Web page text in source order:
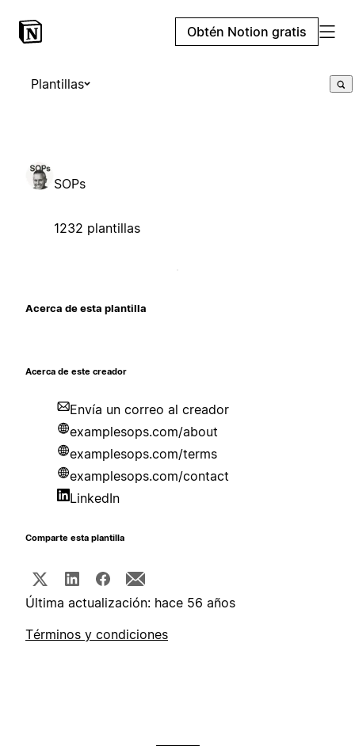
Obtén Notion gratis
Plantillas
SOPs
1232 plantillas
Acerca de esta plantilla
Acerca de este creador
Envía un correo al creador
examplesops.com/about
examplesops.com/terms
examplesops.com/contact
LinkedIn
Comparte esta plantilla
Última actualización: hace 56 años
Términos y condiciones